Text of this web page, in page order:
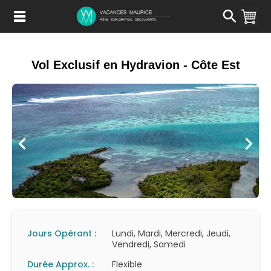
Contenu
Vol Exclusif en Hydravion - Côte Est
Jours Opérant :
Lundi, Mardi, Mercredi, Jeudi,
Vendredi, Samedi
Durée Approx. :
Flexible